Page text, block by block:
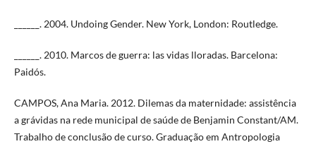
______. 2004. Undoing Gender. New York, London: Routledge.
______. 2010. Marcos de guerra: las vidas lloradas. Barcelona:
Paidós.
CAMPOS, Ana Maria. 2012. Dilemas da maternidade: assistência
a grávidas na rede municipal de saúde de Benjamin Constant/AM.
Trabalho de conclusão de curso. Graduação em Antropologia